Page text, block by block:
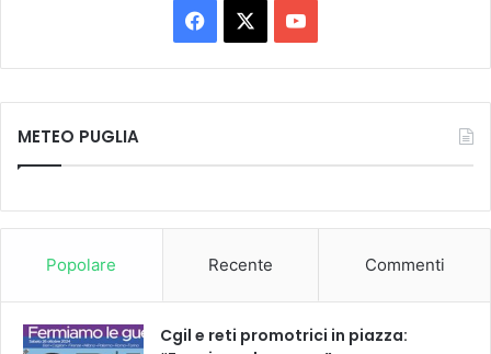
Facebook You
Tube
METEO PUGLIA
Popolare Recente Commenti
Cgil e reti promotrici in piazza: